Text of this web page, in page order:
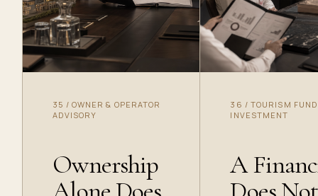
35 / OWNER & OPERATOR
ADVISORY
Ownership
36 / TOURISM
INVESTMENT
A